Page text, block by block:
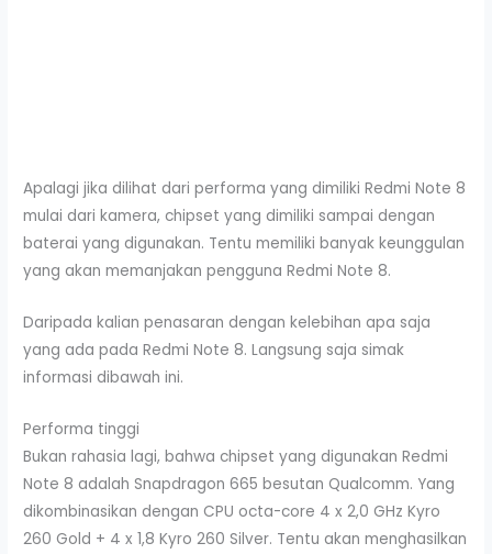
Apalagi jika dilihat dari performa yang dimiliki Redmi Note 8
mulai dari kamera, chipset yang dimiliki sampai dengan
baterai yang digunakan. Tentu memiliki banyak keunggulan
yang akan memanjakan pengguna Redmi Note 8.
Daripada kalian penasaran dengan kelebihan apa saja
yang ada pada Redmi Note 8. Langsung saja simak
informasi dibawah ini.
Performa tinggi
Bukan rahasia lagi, bahwa chipset yang digunakan Redmi
Note 8 adalah Snapdragon 665 besutan Qualcomm. Yang
dikombinasikan dengan CPU octa-core 4 x 2,0 GHz Kyro
260 Gold + 4 x 1,8 Kyro 260 Silver. Tentu akan menghasilkan